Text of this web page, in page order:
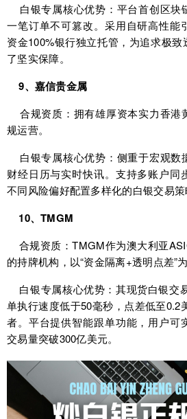
白银专属核心优势：平台首创区块
一笔订单不可篡改。采用自研高性能
资金100%银行独立托管，为追求极
了坚实保障。
9、嘉信贵金属
合规资质：拥有雄厚资本实力香港
规运营。
白银专属核心优势：侧重于宏观数
财经日历与实时快讯。支持多账户同
不同风险偏好配置多样化的白银交易策
10、TMGM
合规资质：TMGM作为澳大利亚
的持牌机构，以“资金隔离+透明点差”
白银专属核心优势：其现货白银交
单执行速度低于50毫秒，点差低至0.2
者。平台提供智能跟单功能，用户可
交易量突破300亿美元。